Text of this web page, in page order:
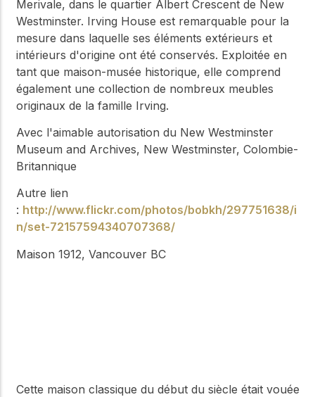
Merivale, dans le quartier Albert Crescent de New
Westminster. Irving House est remarquable pour la
mesure dans laquelle ses éléments extérieurs et
intérieurs d'origine ont été conservés. Exploitée en
tant que maison-musée historique, elle comprend
également une collection de nombreux meubles
originaux de la famille Irving.
Avec l'aimable autorisation du New Westminster
Museum and Archives, New Westminster, Colombie-
Britannique
Autre lien
: http://www.flickr.com/photos/bobkh/297751638/i
n/set-72157594340707368/
Maison 1912, Vancouver BC
Cette maison classique du début du siècle était vouée